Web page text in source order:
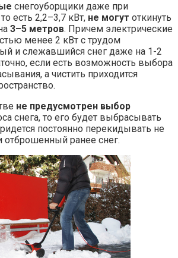
снегоуборщики даже при
есть 2,2–3,7 кВт, не могут откинуть
3–5 метров. Причем электрические
менее 2 кВт с трудом
и слежавшийся снег даже на 1-2
если есть возможность выбора
а чистить приходится
не предусмотрен выбор
снега, то его будет выбрасывать
постоянно перекидывать не
отброшенный ранее снег.